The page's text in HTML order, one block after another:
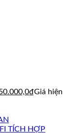
₫Giá hiện